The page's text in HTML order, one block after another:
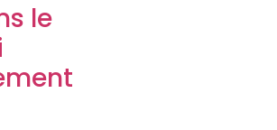
le